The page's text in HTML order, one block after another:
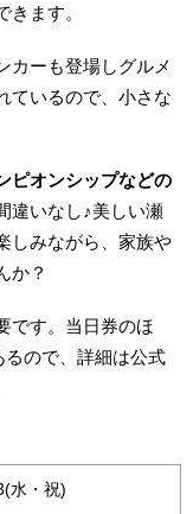
ます。
カーも登場しグルメ
ているので、小さな
ピオンシップなどの
違いなし♪美しい瀬
しみながら、家族や
か？
です。当日券のほ
ので、詳細は公式
水・祝)